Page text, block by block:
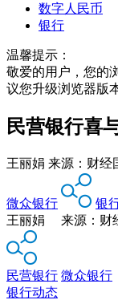
数字人民币
银行
温馨提示：
敬爱的用户，您的
议您升级浏览器版
民营银行喜
王丽娟 来源： 财经
微众银行
银
王丽娟 来源：财
民营银行 微众银行
银行动态